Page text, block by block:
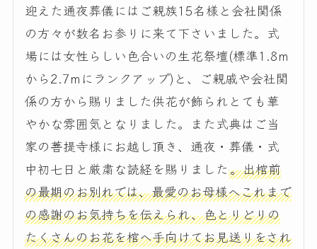
迎えた通夜葬儀にはご親族15名様と会社関係
の方々が数名お参りに来て下さいました。式
場には女性らしい色合いの生花祭壇(標準1.8m
から2.7mにランクアップ)と、ご親戚や会社関
係の方から賜りました供花が飾られとても華
やかな雰囲気となりました。また式典はご当
家の菩提寺様にお越し頂き、通夜・葬儀・式
中初七日と厳粛な読経を賜りました。出棺前
の最期のお別れでは、最愛のお母様へこれまで
の感謝のお気持ちを伝えられ、色とりどりの
たくさんのお花を棺へ手向けてお見送りをされ